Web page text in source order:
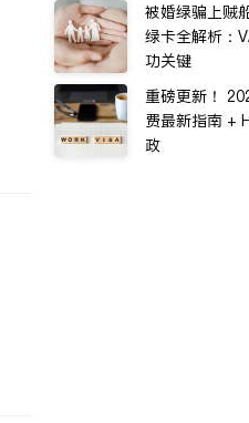
被婚绿骗上贼
绿卡全解析：
功关键
重磅更新！
费最新指南 + H1B工资加权抽签新
政